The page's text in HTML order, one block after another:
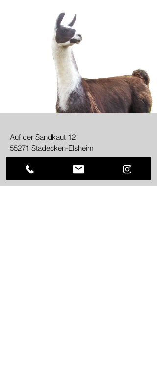
Auf der Sandkaut 12
55271 Stadecken-Elsheim